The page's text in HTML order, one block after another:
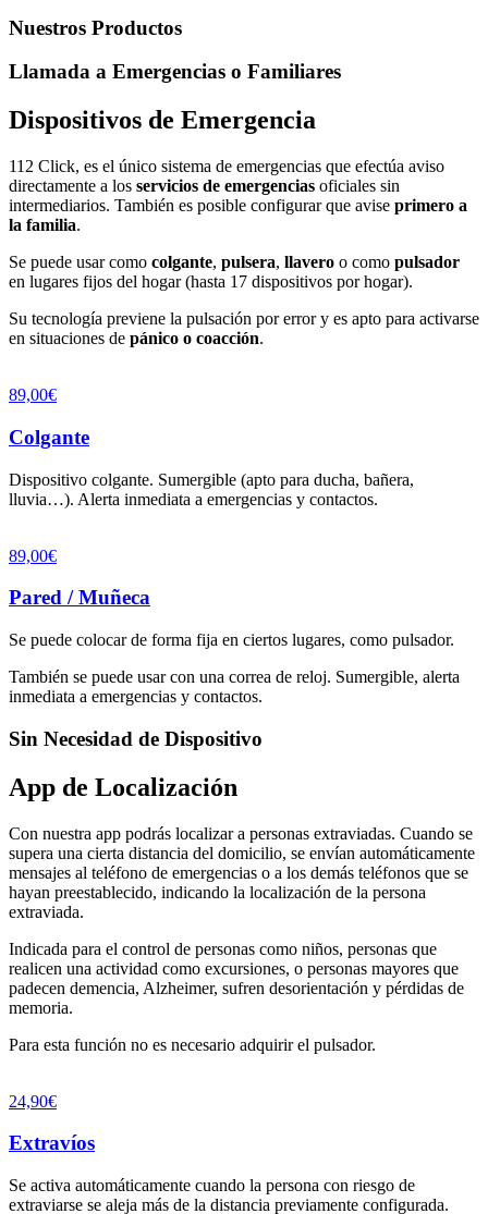
Nuestros Productos
Llamada a Emergencias o Familiares
Dispositivos de Emergencia
112 Click, es el único sistema de emergencias que efectúa aviso
directamente a los servicios de emergencias oficiales sin
intermediarios. También es posible configurar que avise primero a
la familia.
Se puede usar como colgante, pulsera, llavero o como pulsador
en lugares fijos del hogar (hasta 17 dispositivos por hogar).
Su tecnología previene la pulsación por error y es apto para activarse
en situaciones de pánico o coacción.
89,00€
Colgante
Dispositivo colgante. Sumergible (apto para ducha, bañera,
lluvia…). Alerta inmediata a emergencias y contactos.
89,00€
Pared / Muñeca
Se puede colocar de forma fija en ciertos lugares, como pulsador.
También se puede usar con una correa de reloj. Sumergible, alerta
inmediata a emergencias y contactos.
Sin Necesidad de Dispositivo
App de Localización
Con nuestra app podrás localizar a personas extraviadas. Cuando se
supera una cierta distancia del domicilio, se envían automáticamente
mensajes al teléfono de emergencias o a los demás teléfonos que se
hayan preestablecido, indicando la localización de la persona
extraviada.
Indicada para el control de personas como niños, personas que
realicen una actividad como excursiones, o personas mayores que
padecen demencia, Alzheimer, sufren desorientación y pérdidas de
memoria.
Para esta función no es necesario adquirir el pulsador.
24,90€
Extravíos
Se activa automáticamente cuando la persona con riesgo de
extraviarse se aleja más de la distancia previamente configurada.